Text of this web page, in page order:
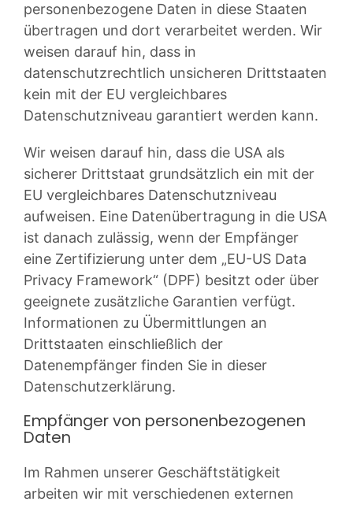
personenbezogene Daten in diese Staaten
übertragen und dort verarbeitet werden. Wir
weisen darauf hin, dass in
datenschutzrechtlich unsicheren Drittstaaten
kein mit der EU vergleichbares
Datenschutzniveau garantiert werden kann.
Wir weisen darauf hin, dass die USA als
sicherer Drittstaat grundsätzlich ein mit der
EU vergleichbares Datenschutzniveau
aufweisen. Eine Datenübertragung in die USA
ist danach zulässig, wenn der Empfänger
eine Zertifizierung unter dem „EU-US Data
Privacy Framework“ (DPF) besitzt oder über
geeignete zusätzliche Garantien verfügt.
Informationen zu Übermittlungen an
Drittstaaten einschließlich der
Datenempfänger finden Sie in dieser
Datenschutzerklärung.
Empfänger von personenbezogenen
Daten
Im Rahmen unserer Geschäftstätigkeit
arbeiten wir mit verschiedenen externen